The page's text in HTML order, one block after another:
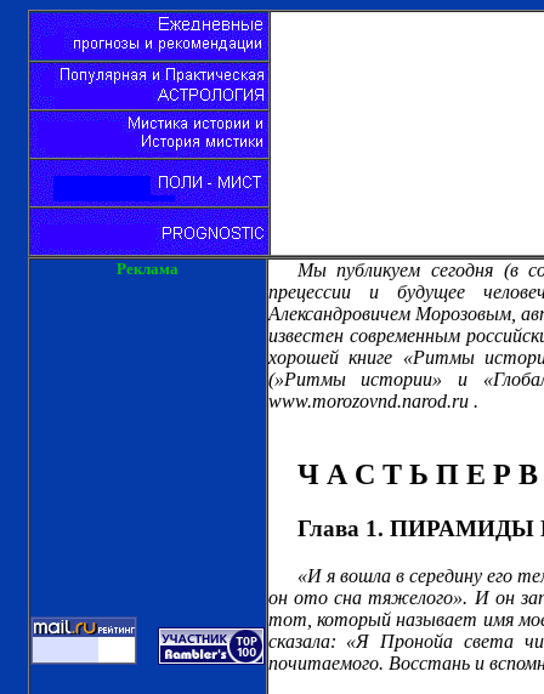
Реклама
Мы публикуем сегодня (в
прецессии и будущее
Александровичем Морозовым,
известен современным
хорошей книге «Ритмы
(»Ритмы истории» и
www.morozovnd.narod.ru .
Ч А С Т Ь П Е Р
Глава 1.
«И я вошла в середину его
он ото сна тяжелого». И он
тот, который называет имя
сказала: «Я Пронойа света
почитаемого. Восстань и